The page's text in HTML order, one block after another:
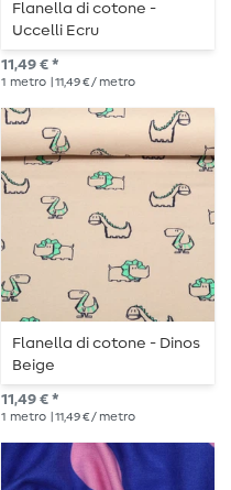
Flanella di cotone -
Uccelli Ecru
11,49 € *
1 metro | 11,49 € / metro
Flanella di cotone - Dinos
Beige
11,49 € *
1 metro | 11,49 € / metro